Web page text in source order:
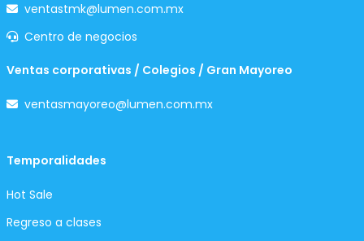
ventastmk@lumen.com.mx
Centro de negocios
Ventas corporativas / Colegios / Gran Mayoreo
ventasmayoreo@lumen.com.mx
Temporalidades
Hot Sale
Regreso a clases